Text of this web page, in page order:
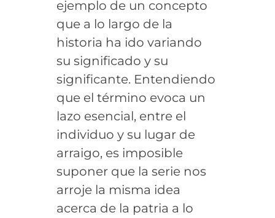
ejemplo de un concepto
que a lo largo de la
historia ha ido variando
su significado y su
significante. Entendiendo
que el término evoca un
lazo esencial, entre el
individuo y su lugar de
arraigo, es imposible
suponer que la serie nos
arroje la misma idea
acerca de la patria a lo